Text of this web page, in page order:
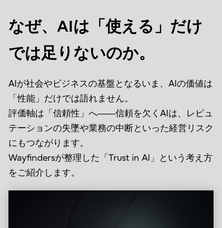
なぜ、AIは「使える」だけ
では足りないのか。
AIが社会やビジネスの基盤となるいま、AIの価値は
「性能」だけでは語れません。
評価軸は「信頼性」へ――信頼を欠くAIは、レピュ
テーションの失墜や業務の中断といった経営リスク
にもつながります。
Wayfindersが整理した「Trust in AI」という考え方
をご紹介します。